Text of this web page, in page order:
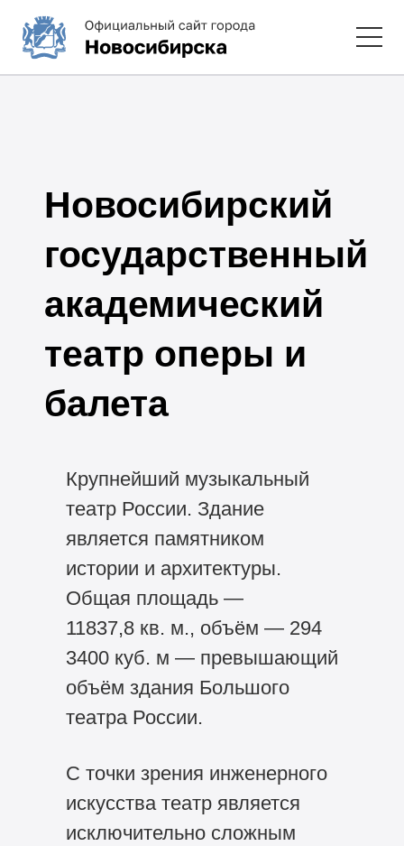
Новосибирский
государственный
академический
театр оперы и
балета
Крупнейший музыкальный
театр России. Здание
является памятником
истории и архитектуры.
Общая площадь —
11837,8 кв. м., объём — 294
3400 куб. м — превышающий
объём здания Большого
театра России.
С точки зрения инженерного
искусства театр является
исключительно сложным